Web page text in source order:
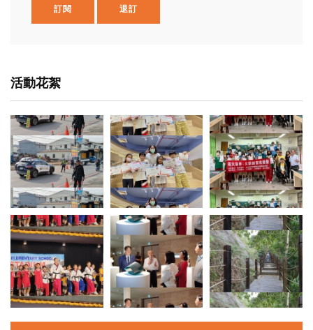
訂閱 退訂
活動花絮